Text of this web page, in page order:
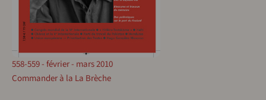
558-559 - février - mars 2010
Commander à la La Brèche